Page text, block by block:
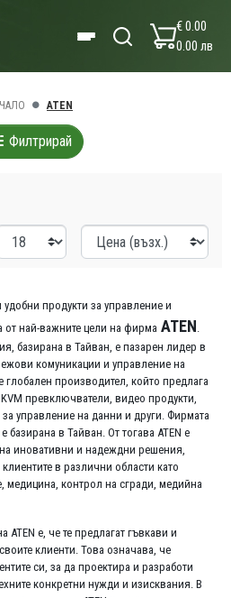
€ 0.00
0.00 лв
ATEN
Филтрирай
продукти за управление и
най-важните цели на фирма ATEN.
базирана в Тайван, е пазарен лидер в
комуникации и управление на
производител, който предлага
превключватели, видео продукти,
управление на данни и други. Фирмата
базирана в Тайван. От тогава ATEN е
иновативни и надеждни решения,
в различни области като
медицина, контрол на сгради, медийна
ATEN е, че те предлагат гъвкави и
клиенти. Това означава, че
си, за да проектира и разработи
конкретни нужди и изисквания. В